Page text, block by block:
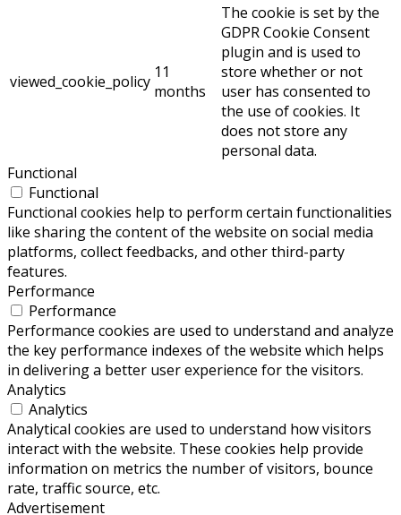
viewed_cookie_policy 11
months
The cookie is set by the
GDPR Cookie Consent
plugin and is used to
store whether or not
user has consented to
the use of cookies. It
does not store any
personal data.
Functional
Functional
Functional cookies help to perform certain functionalities
like sharing the content of the website on social media
platforms, collect feedbacks, and other third-party
features.
Performance
Performance
Performance cookies are used to understand and analyze
the key performance indexes of the website which helps
in delivering a better user experience for the visitors.
Analytics
Analytics
Analytical cookies are used to understand how visitors
interact with the website. These cookies help provide
information on metrics the number of visitors, bounce
rate, traffic source, etc.
Advertisement